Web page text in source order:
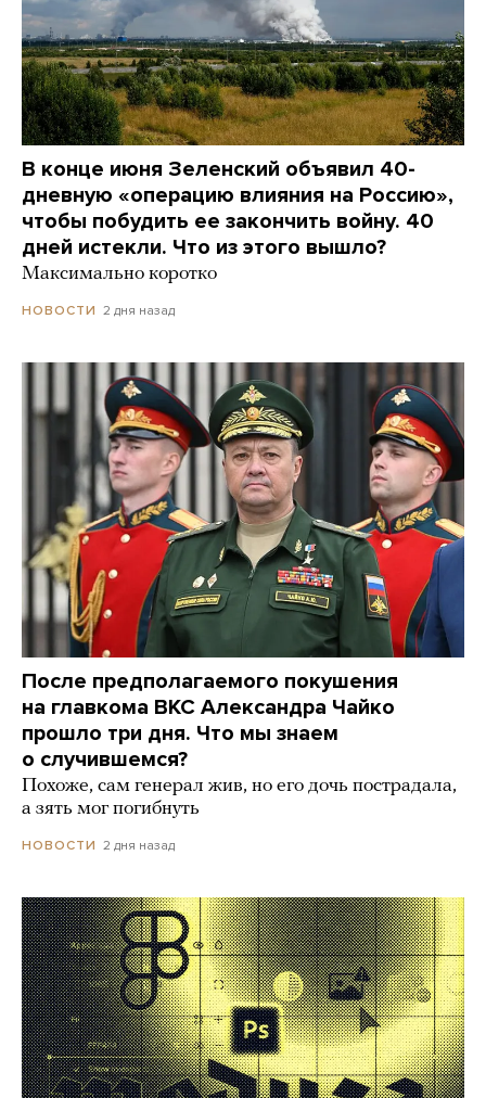
В конце июня Зеленский объявил 40-
дневную «операцию влияния на Россию»,
чтобы побудить ее закончить войну. 40
дней истекли. Что из этого вышло?
Максимально коротко
НОВОСТИ 2 дня назад
После предполагаемого покушения
на главкома ВКС Александра Чайко
прошло три дня. Что мы знаем
о случившемся?
Похоже, сам генерал жив, но его дочь пострадала,
а зять мог погибнуть
НОВОСТИ 2 дня назад